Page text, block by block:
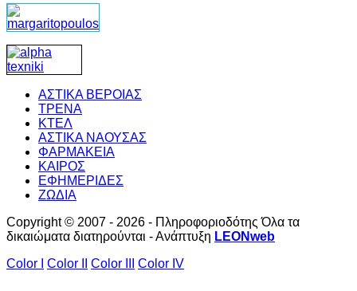
ΑΣΤΙΚΑ ΒΕΡΟΙΑΣ
ΤΡΕΝΑ
ΚΤΕΛ
ΑΣΤΙΚΑ ΝΑΟΥΣΑΣ
ΦΑΡΜΑΚΕΙΑ
ΚΑΙΡΟΣ
ΕΦΗΜΕΡΙΔΕΣ
ΖΩΔΙΑ
Copyright © 2007 - 2026 - Πληροφοριοδότης Όλα τα
δικαιώματα διατηρούνται - Ανάπτυξη LEONweb
Color I
Color II Color III Color IV